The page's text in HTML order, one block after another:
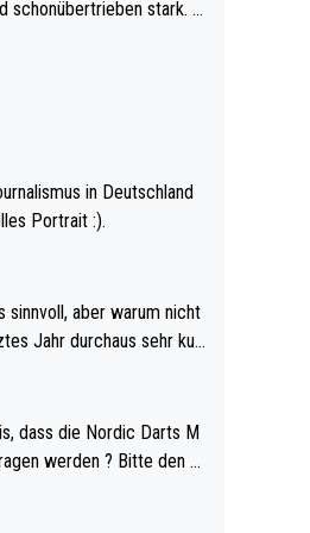
stark. U
in Deutschland
Portrait :).
sinnvoll, aber warum nicht
Qualifikation des Weltm
Dies war bei Archie Self l
werden ? Bitte den A